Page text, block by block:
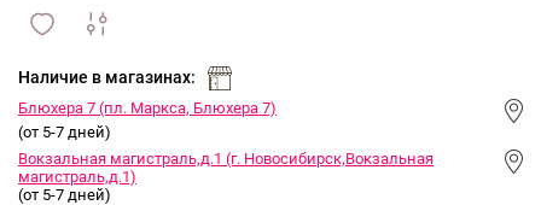
и
Наличие в магазинах:
Блюхера 7 (пл. Маркса, Блюхера 7)
(от 5-7 дней)
Вокзальная магистраль,д.1 (г. Новосибирск,Вокзальная
магистраль,д.1)
(от 5-7 дней)